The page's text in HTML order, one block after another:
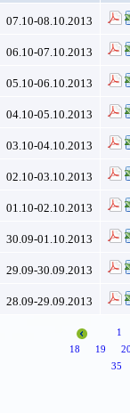
07.10-08.10.2013
06.10-07.10.2013
05.10-06.10.2013
04.10-05.10.2013
03.10-04.10.2013
02.10-03.10.2013
01.10-02.10.2013
30.09-01.10.2013
29.09-30.09.2013
28.09-29.09.2013
1
18
19
35